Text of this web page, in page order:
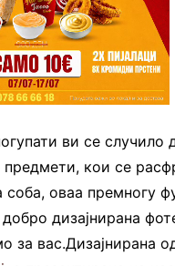
ви се случило
предмети, кои се
соба, оваа премногу
дизајнирана
за вас.Дизајнирана